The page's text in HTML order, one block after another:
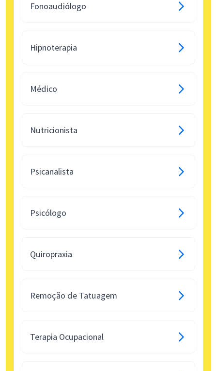
Fonoaudiólogo
Hipnoterapia
Médico
Nutricionista
Psicanalista
Psicólogo
Quiropraxia
Remoção de Tatuagem
Terapia Ocupacional